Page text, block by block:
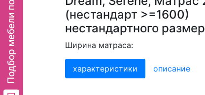
(нестандарт >=1600)
нестандартного
Ширина матраса:
характеристики описание